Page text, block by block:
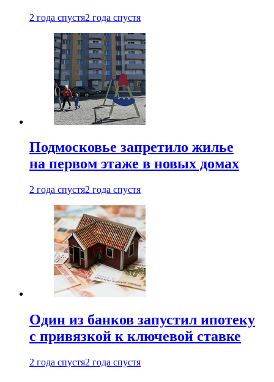
2 года спустя2 года спустя
Подмосковье запретило жилье
на первом этаже в новых домах
2 года спустя2 года спустя
Один из банков запустил ипотеку
с привязкой к ключевой ставке
2 года спустя2 года спустя